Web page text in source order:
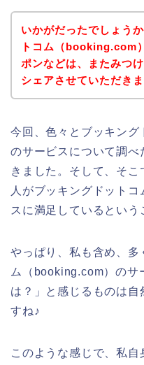
いかがだったでしょう
トコム（booking.com
ポンなどは、またみつ
シェアさせていただき
今回、色々とブッキング
のサービスについて調
きました。そして、そ
人がブッキングドット
スに満足しているという
やっぱり、私も含め、多
ム（booking.com）のサ
は？」と感じるものは
すね♪
このような感じで、私